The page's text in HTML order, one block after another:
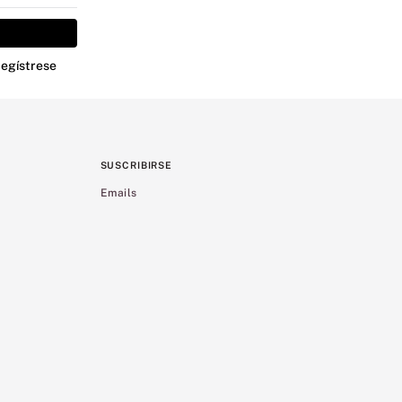
SUSCRIBIRSE
Emails